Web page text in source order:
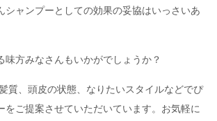
ャンプーとしての効果の妥協はいっさいあ
味方みなさんもいかがでしょうか？
質、頭皮の状態、なりたいスタイルなどでぴ
をご提案させていただいています。お気軽に